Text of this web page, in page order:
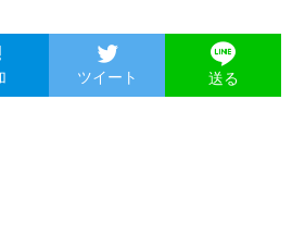
ツイート 送る